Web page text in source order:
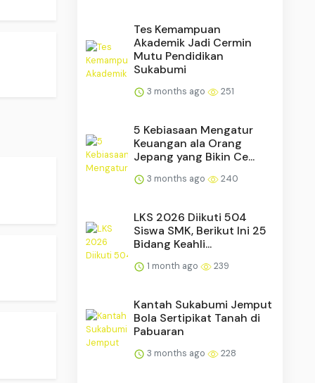
Tes Kemampuan
Akademik Jadi Cermin
Mutu Pendidikan
Sukabumi
3 months ago 251
5 Kebiasaan Mengatur
Keuangan ala Orang
Jepang yang Bikin Ce...
3 months ago 240
LKS 2026 Diikuti 504
Siswa SMK, Berikut Ini 25
Bidang Keahli...
1 month ago 239
Kantah Sukabumi Jemput
Bola Sertipikat Tanah di
Pabuaran
3 months ago 228